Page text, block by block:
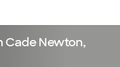
Cade Newton,